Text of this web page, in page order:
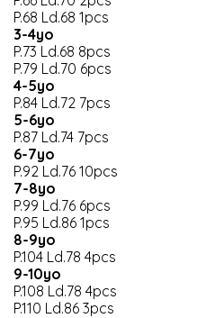
P.68 Ld.68 1pcs
3-4yo
P.73 Ld.68 8pcs
P.79 Ld.70 6pcs
4-5yo
P.84 Ld.72 7pcs
5-6yo
P.87 Ld.74 7pcs
6-7yo
P.92 Ld.76 10pcs
7-8yo
P.99 Ld.76 6pcs
P.95 Ld.86 1pcs
8-9yo
P.104 Ld.78 4pcs
9-10yo
P.108 Ld.78 4pcs
P.110 Ld.86 3pcs